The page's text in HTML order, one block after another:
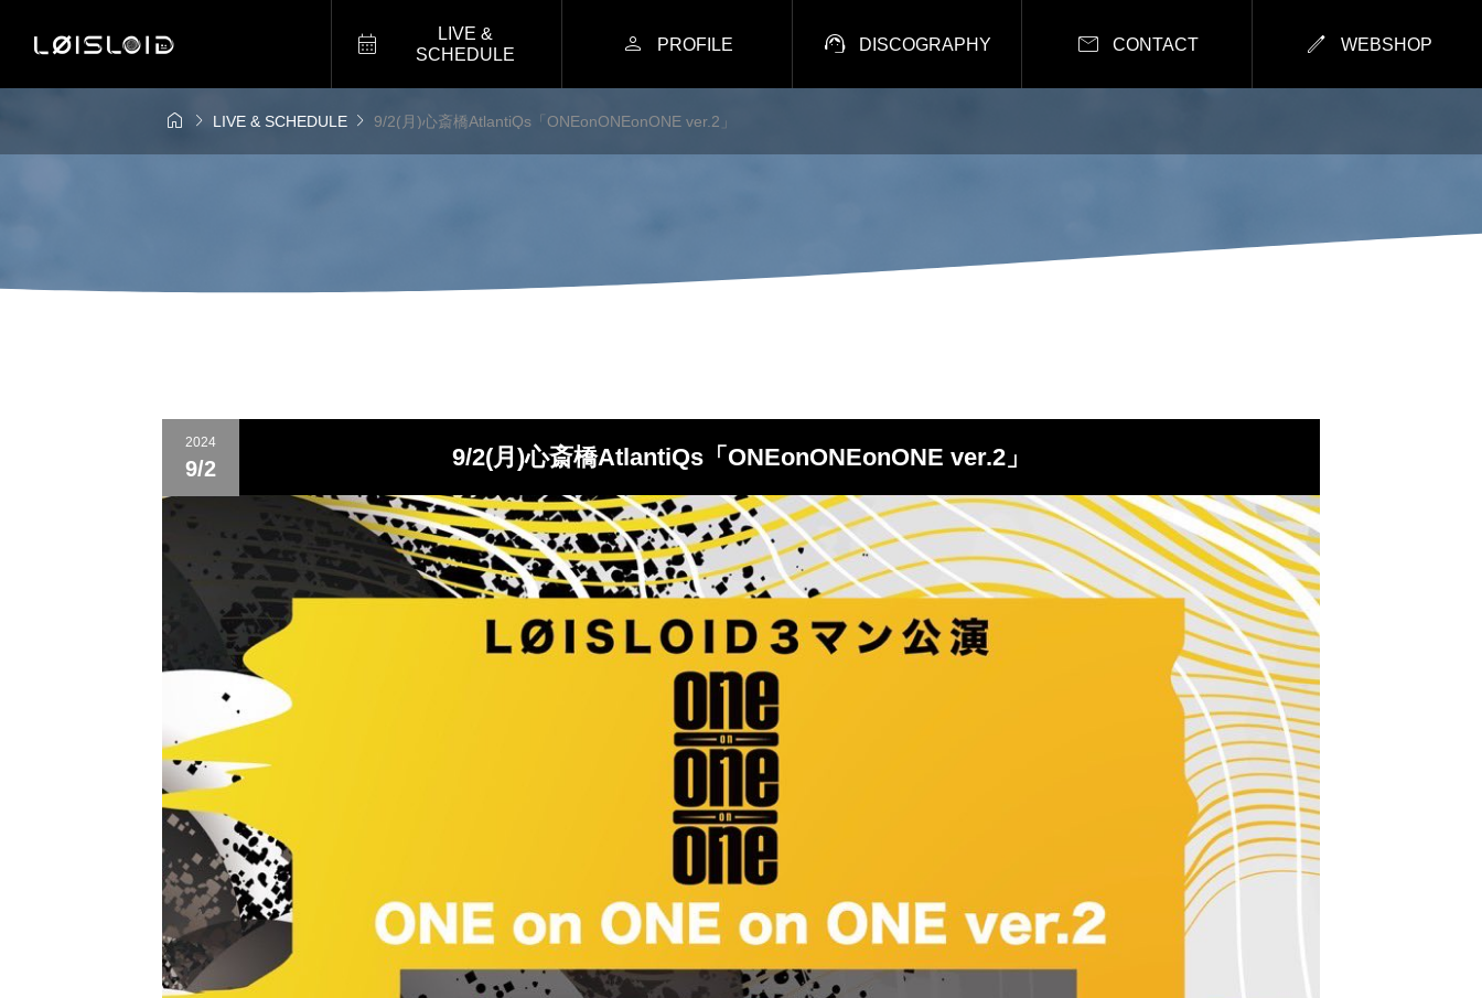

LIVE &
SCHEDULE
 PROFILE  DISCOGRAPHY  CONTACT  WEBSHOP
  LIVE & SCHEDULE  9/2(月)心斎橋AtlantiQs「ONEonONEonONE ver.2」
2024
9/2 9/2(月)心斎橋AtlantiQs「ONEonONEonONE ver.2」